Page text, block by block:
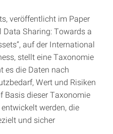
veröffentlicht im Paper
Sharing: Towards a
auf der International
stellt eine Taxonomie
es die Daten nach
Wert und Risiken
Basis dieser Taxonomie
werden, die
und sicher